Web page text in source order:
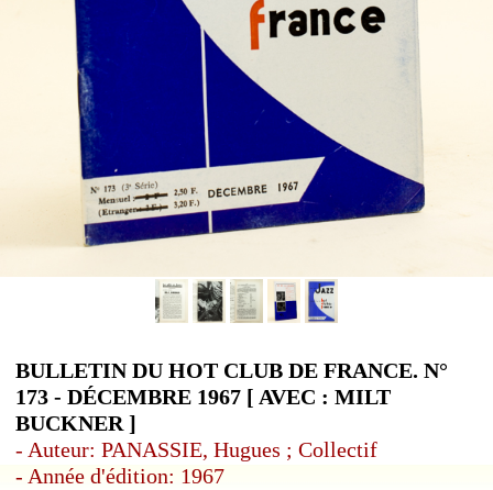
BULLETIN DU HOT CLUB DE FRANCE. N°
173 - DÉCEMBRE 1967 [ AVEC : MILT
BUCKNER ]
- Auteur: PANASSIE, Hugues ; Collectif
- Année d'édition: 1967